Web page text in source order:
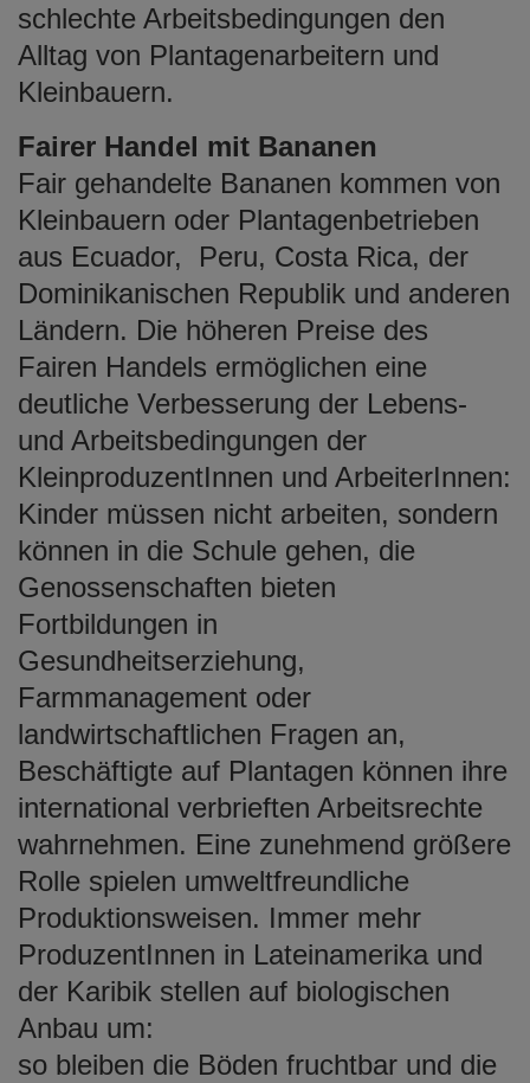
schlechte Arbeitsbedingungen den
Alltag von Plantagenarbeitern und
Kleinbauern.
Fairer Handel mit Bananen
Fair gehandelte Bananen kommen von
Kleinbauern oder Plantagenbetrieben
aus Ecuador, Peru, Costa Rica, der
Dominikanischen Republik und anderen
Ländern. Die höheren Preise des
Fairen Handels ermöglichen eine
deutliche Verbesserung der Lebens-
und Arbeitsbedingungen der
KleinproduzentInnen und ArbeiterInnen:
Kinder müssen nicht arbeiten, sondern
können in die Schule gehen, die
Genossenschaften bieten
Fortbildungen in
Gesundheitserziehung,
Farmmanagement oder
landwirtschaftlichen Fragen an,
Beschäftigte auf Plantagen können ihre
international verbrieften Arbeitsrechte
wahrnehmen. Eine zunehmend größere
Rolle spielen umweltfreundliche
Produktionsweisen. Immer mehr
ProduzentInnen in Lateinamerika und
der Karibik stellen auf biologischen
Anbau um:
so bleiben die Böden fruchtbar und die